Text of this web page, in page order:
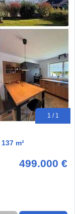
1 / 1
m²
499.000 €